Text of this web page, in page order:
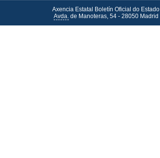
Axencia Estatal Boletín Oficial do Estado
Avda.de Manoteras, 54 - 28050 Madrid